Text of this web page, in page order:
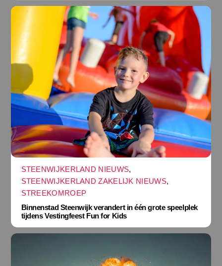
STEENWIJKERLAND NIEUWS,
STEENWIJKERLAND ZAKELIJK NIEUWS,
STREEKOMROEP
Binnenstad Steenwijk verandert in één grote speelplek
tijdens Vestingfeest Fun for Kids